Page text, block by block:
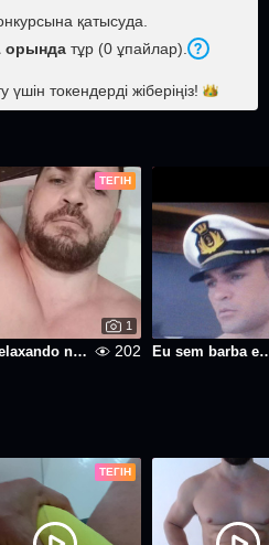
қатысуда.
орында тұр (0 ұпайлар).
үшін токендерді жіберіңіз!
ТЕГІН
1
Eu relaxando numa hidromassagem 202 Eu sem
ТЕГІН